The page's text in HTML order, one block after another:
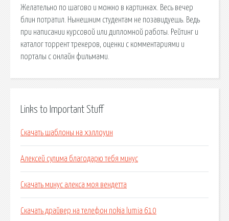
Желательно по шагово и можно в картинках. Весь вечер
блин потратил. Нынешним студентам не позавидуешь. Ведь
при написании курсовой или дипломной работы. Рейтинг и
каталог торрент трекеров, оценки с комментариями и
порталы с онлайн фильмами.
Links to Important Stuff
Скачать шаблоны на хэллоуин
Алексей сулима благодарю тебя минус
Скачать минус алекса моя вендетта
Скачать драйвер на телефон nokia lumia 610